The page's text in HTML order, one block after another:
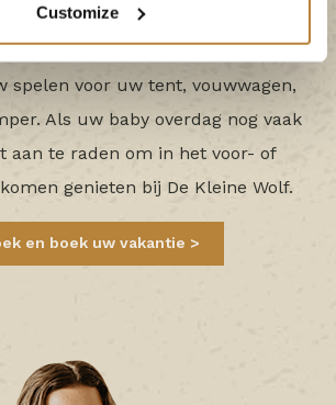
Customize
de beschutte ligging van de
kan uw baby op een veilig plekje
spelen voor uw tent, vouwwagen,
Als uw baby overdag nog vaak
aan te raden om in het voor- of
genieten bij De Kleine Wolf.
en boek uw vakantie